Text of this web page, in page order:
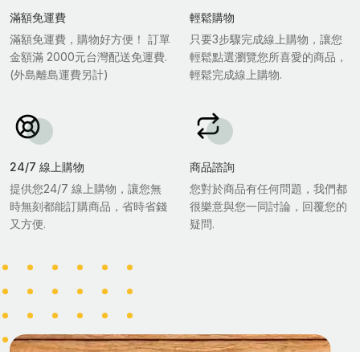
滿額免運費
滿額免運費，購物好方便！ 訂單
金額滿 2000元台灣配送免運費.
(外島離島運費另計)
輕鬆購物
只要3步驟完成線上購物，讓您
輕鬆點選瀏覽您所喜愛的商品，
輕鬆完成線上購物.
24/7 線上購物
提供您24/7 線上購物，讓您無
時無刻都能訂購商品，省時省錢
又方便.
商品諮詢
您對於商品有任何問題，我們都
很樂意與您一同討論，回覆您的
疑問.